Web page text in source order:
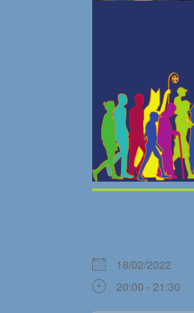
18/02/2022
20:00 - 21:30